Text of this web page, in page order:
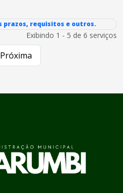
prazos, requisitos e outros.
Exibindo 1 - 5 de 6 serviços
Próxima